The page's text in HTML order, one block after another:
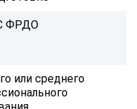
ФРДО
или среднего